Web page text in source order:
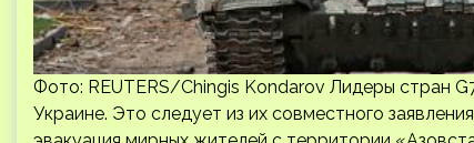
Фото: REUTERS/Chingis Kondarov Лидеры стран
Украине. Это следует из их совместного